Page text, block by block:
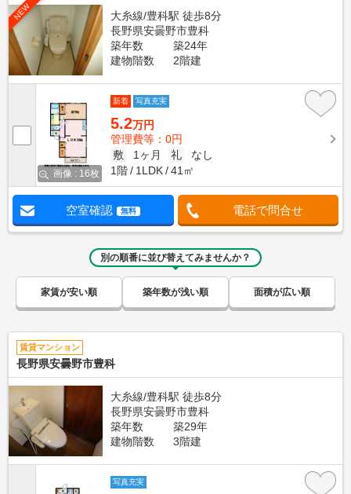
NEW
大糸線/豊科駅 徒歩8分
長野県安曇野市豊科
築年数
築24年
建物階数
2階建
画像 : 16枚
新着 写真充実
5.2万円
管理費等：0円
敷
1ヶ月 礼
なし
1階
1LDK 41㎡
空室確認 無料 電話で問合せ
別の順番に並び替えてみませんか？
家賃が安い順 築年数が浅い順 面積が広い順
賃貸マンション
長野県安曇野市豊科
大糸線/豊科駅 徒歩8分
長野県安曇野市豊科
築年数
築29年
建物階数
3階建
写真充実